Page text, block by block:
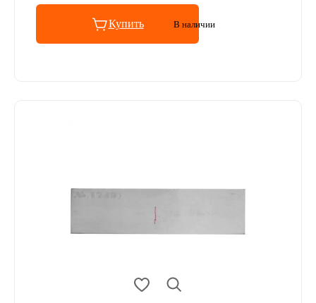
Купить В наличии